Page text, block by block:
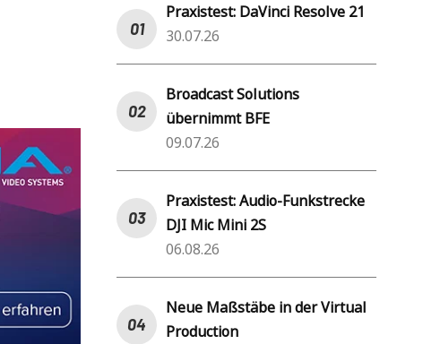
Praxistest: DaVinci Resolve 21
30.07.26
Broadcast Solutions
übernimmt BFE
09.07.26
Praxistest: Audio-Funkstrecke
DJI Mic Mini 2S
06.08.26
Neue Maßstäbe in der Virtual
Production